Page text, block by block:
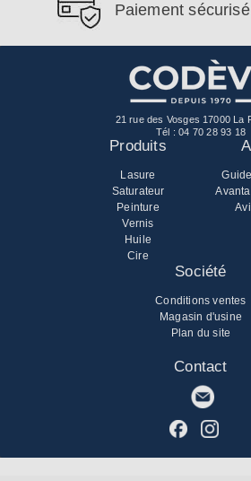
Paiement sécurisé
21 rue des Vosges 17000 La
Tél :04 70 28 93 18
Produits
Lasure
Saturateur
Peinture
Vernis
Huile
Cire
Société
Conditions ventes
Magasin d'usine
Plan du site
Contact